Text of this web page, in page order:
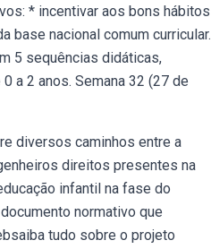
* incentivar aos bons hábitos
base nacional comum curricular.
5 sequências didáticas,
a 2 anos. Semana 32 (27 de
diversos caminhos entre a
direitos presentes na
infantil na fase do
normativo que
tudo sobre o projeto